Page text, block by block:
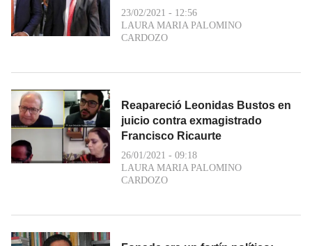
23/02/2021 - 12:56
LAURA MARIA PALOMINO
CARDOZO
Reapareció Leonidas Bustos en
juicio contra exmagistrado
Francisco Ricaurte
26/01/2021 - 09:18
LAURA MARIA PALOMINO
CARDOZO